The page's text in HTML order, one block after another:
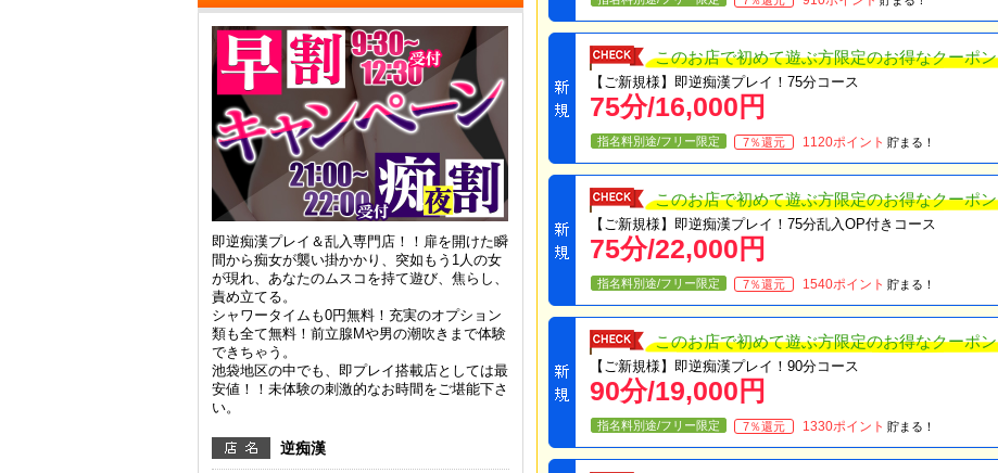
即逆痴漢プレイ＆乱入専門店！！扉を開けた瞬
間から痴女が襲い掛かかり、突如もう1人の女
が現れ、あなたのムスコを持て遊び、焦らし、
責め立てる。
シャワータイムも0円無料！充実のオプション
類も全て無料！前立腺Mや男の潮吹きまで体験
できちゃう。
池袋地区の中でも、即プレイ搭載店としては最
安値！！未体験の刺激的なお時間をご堪能下さ
い。
逆痴漢
このお店で初めて遊ぶ方限定のお得なクーポン
【ご新規様】即逆痴漢プレイ！75分コース
75分/16,000 円
指名料別途/フリー限定 7％還元 1120ポイント 貯まる！
このお店で初めて遊ぶ方限定のお得なクーポン
【ご新規様】即逆痴漢プレイ！75分乱入OP付きコース
75分/22,000 円
指名料別途/フリー限定 7％還元 1540ポイント 貯まる！
このお店で初めて遊ぶ方限定のお得なクーポン
【ご新規様】即逆痴漢プレイ！90分コース
90分/19,000 円
指名料別途/フリー限定 7％還元 1330ポイント 貯まる！